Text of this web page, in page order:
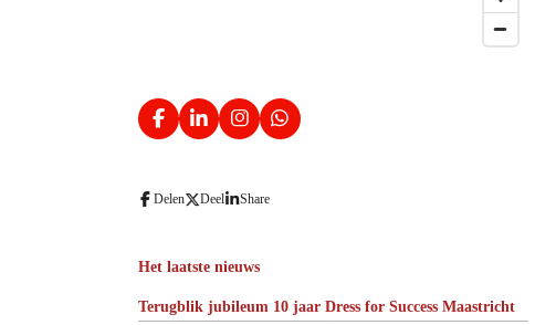
F
a
b
L
i
e
I
n
a
m
W
h
Delen Deel Share
Het laatste nieuws
Terugblik jubileum 10 jaar Dress for Success Maastricht